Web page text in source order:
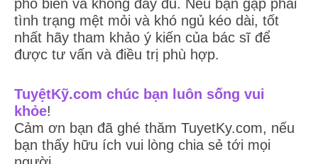
phổ biến và không đầy đủ. Nếu bạn gặp phải
tình trạng mệt mỏi và khó ngủ kéo dài, tốt
nhất hãy tham khảo ý kiến của bác sĩ để
được tư vấn và điều trị phù hợp.
TuyệtKỹ.com chúc bạn luôn sống vui
khỏe!
Cảm ơn bạn đã ghé thăm TuyetKy.com, nếu
bạn thấy hữu ích vui lòng chia sẻ tới mọi